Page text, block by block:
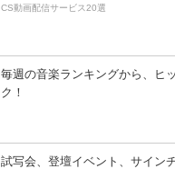
CS動画配信サービス20選
毎週の音楽ランキングから、ヒ
ク！
試写会、登壇イベント、サイン